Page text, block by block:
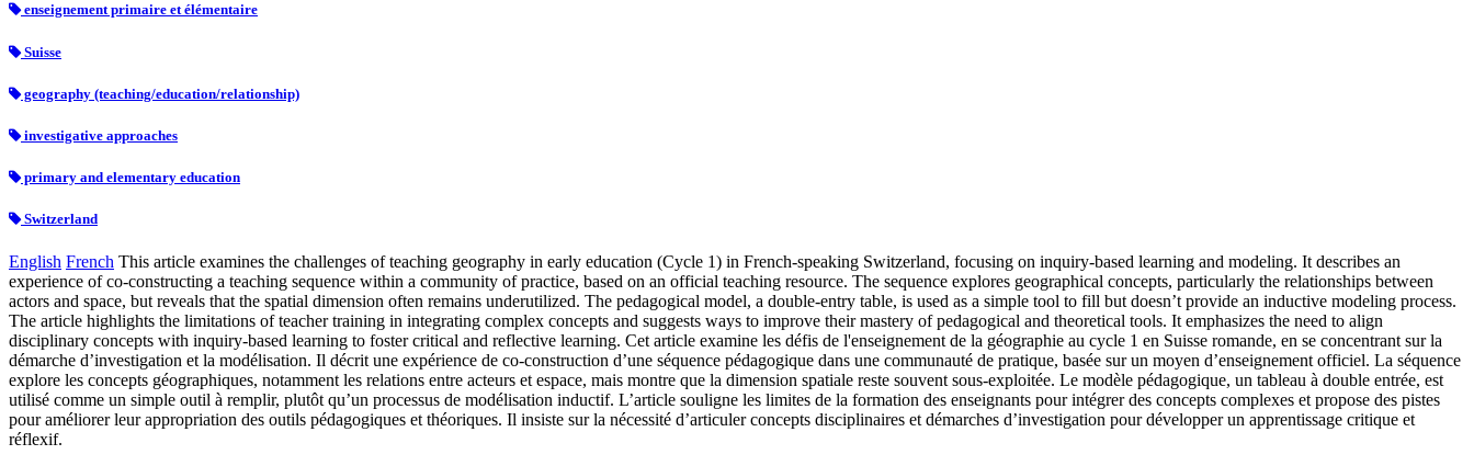
enseignement primaire et élémentaire
Suisse
geography (teaching/education/relationship)
investigative approaches
primary and elementary education
Switzerland
English French This article examines the challenges of teaching geography in early education (Cycle 1) in French-speaking Switzerland, focusing on inquiry-based learning and modeling. It describes an
experience of co-constructing a teaching sequence within a community of practice, based on an official teaching resource. The sequence explores geographical concepts, particularly the relationships between
actors and space, but reveals that the spatial dimension often remains underutilized. The pedagogical model, a double-entry table, is used as a simple tool to fill but doesn’t provide an inductive modeling process.
The article highlights the limitations of teacher training in integrating complex concepts and suggests ways to improve their mastery of pedagogical and theoretical tools. It emphasizes the need to align
disciplinary concepts with inquiry-based learning to foster critical and reflective learning. Cet article examine les défis de l'enseignement de la géographie au cycle 1 en Suisse romande, en se concentrant sur la
démarche d’investigation et la modélisation. Il décrit une expérience de co-construction d’une séquence pédagogique dans une communauté de pratique, basée sur un moyen d’enseignement officiel. La séquence
explore les concepts géographiques, notamment les relations entre acteurs et espace, mais montre que la dimension spatiale reste souvent sous-exploitée. Le modèle pédagogique, un tableau à double entrée, est
utilisé comme un simple outil à remplir, plutôt qu’un processus de modélisation inductif. L’article souligne les limites de la formation des enseignants pour intégrer des concepts complexes et propose des pistes
pour améliorer leur appropriation des outils pédagogiques et théoriques. Il insiste sur la nécessité d’articuler concepts disciplinaires et démarches d’investigation pour développer un apprentissage critique et
réflexif.